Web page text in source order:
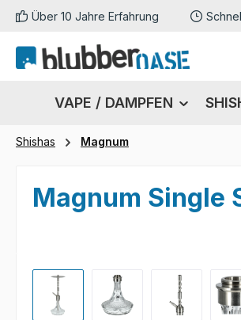
Hauptinhalt springen
Zur Suche springen
Zur Hauptnavigation springen
Über 10 Jahre Erfahrung
VAPE / DAMPFEN
Shishas Magnum
Magnum Single
Bildergalerie überspringen